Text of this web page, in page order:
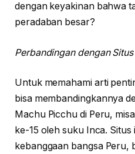
dengan keyakinan bahwa
peradaban besar?
Perbandingan dengan Situs
Untuk memahami arti
bisa membandingkannya
Machu Picchu di Peru,
ke-15 oleh suku Inca. Situs
kebanggaan bangsa Peru,